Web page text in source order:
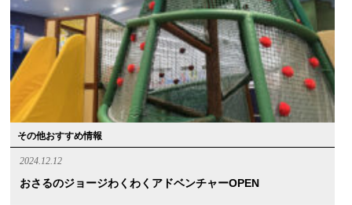
その他おすすめ情報
2024.12.12
おさるのジョージわくわくアドベンチャーOPEN